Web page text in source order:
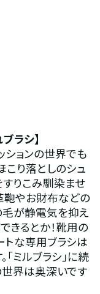
ラシ】
ションの世界でも
こり落としのシュ
すりこみ馴染ませ
鞄やお財布などの
が静電気を抑え
きるとか！靴用の
トな専用ブラシは
「ミルブラシ」に続
世界は奥深いです